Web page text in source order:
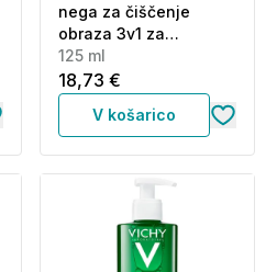
nega za čiščenje
obraza 3v1 za
občutljivo kožo
nagnjeno k
nepravilnostim (125 ml)
125 ml
18,73 €
V košarico